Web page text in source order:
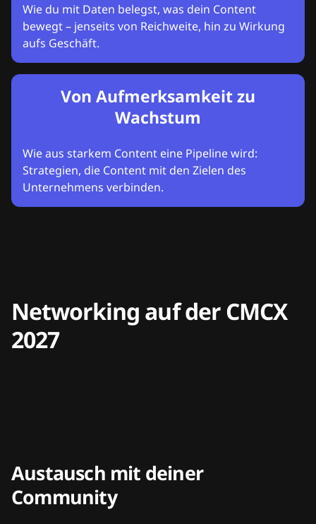
Wie du mit Daten belegst, was dein Content
bewegt – jenseits von Reichweite, hin zu Wirkung
aufs Geschäft.
Von Aufmerksamkeit zu
Wachstum
Wie aus starkem Content eine Pipeline wird:
Strategien, die Content mit den Zielen des
Unternehmens verbinden.
Networking auf der CMCX
2027
Austausch mit deiner
Community